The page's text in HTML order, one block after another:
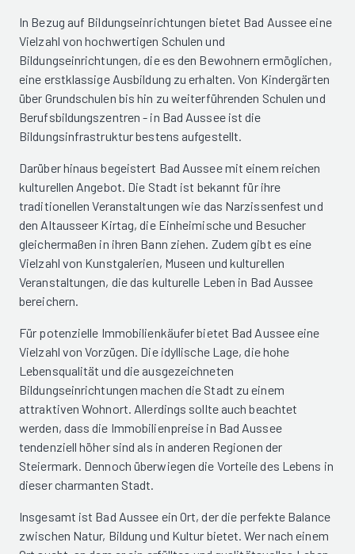
In Bezug auf Bildungseinrichtungen bietet Bad Aussee eine
Vielzahl von hochwertigen Schulen und
Bildungseinrichtungen, die es den Bewohnern ermöglichen,
eine erstklassige Ausbildung zu erhalten. Von Kindergärten
über Grundschulen bis hin zu weiterführenden Schulen und
Berufsbildungszentren - in Bad Aussee ist die
Bildungsinfrastruktur bestens aufgestellt.
Darüber hinaus begeistert Bad Aussee mit einem reichen
kulturellen Angebot. Die Stadt ist bekannt für ihre
traditionellen Veranstaltungen wie das Narzissenfest und
den Altausseer Kirtag, die Einheimische und Besucher
gleichermaßen in ihren Bann ziehen. Zudem gibt es eine
Vielzahl von Kunstgalerien, Museen und kulturellen
Veranstaltungen, die das kulturelle Leben in Bad Aussee
bereichern.
Für potenzielle Immobilienkäufer bietet Bad Aussee eine
Vielzahl von Vorzügen. Die idyllische Lage, die hohe
Lebensqualität und die ausgezeichneten
Bildungseinrichtungen machen die Stadt zu einem
attraktiven Wohnort. Allerdings sollte auch beachtet
werden, dass die Immobilienpreise in Bad Aussee
tendenziell höher sind als in anderen Regionen der
Steiermark. Dennoch überwiegen die Vorteile des Lebens in
dieser charmanten Stadt.
Insgesamt ist Bad Aussee ein Ort, der die perfekte Balance
zwischen Natur, Bildung und Kultur bietet. Wer nach einem